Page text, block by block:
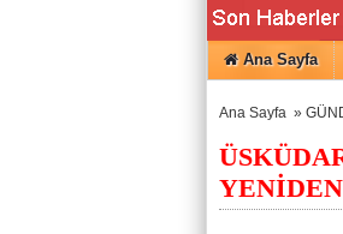
Ana Sayfa
Ana Sayfa »